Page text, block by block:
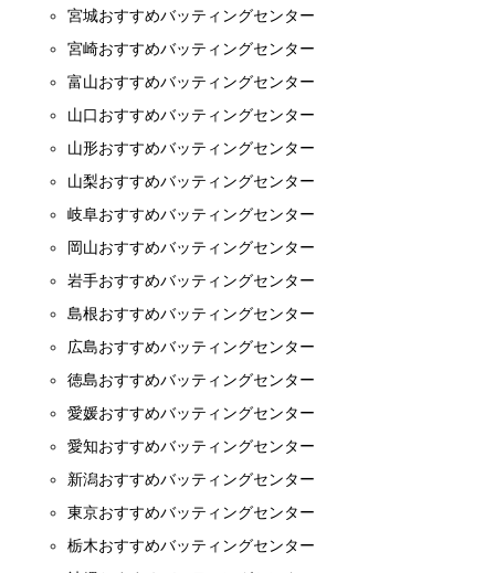
宮城おすすめバッティングセンター
宮崎おすすめバッティングセンター
富山おすすめバッティングセンター
山口おすすめバッティングセンター
山形おすすめバッティングセンター
山梨おすすめバッティングセンター
岐阜おすすめバッティングセンター
岡山おすすめバッティングセンター
岩手おすすめバッティングセンター
島根おすすめバッティングセンター
広島おすすめバッティングセンター
徳島おすすめバッティングセンター
愛媛おすすめバッティングセンター
愛知おすすめバッティングセンター
新潟おすすめバッティングセンター
東京おすすめバッティングセンター
栃木おすすめバッティングセンター